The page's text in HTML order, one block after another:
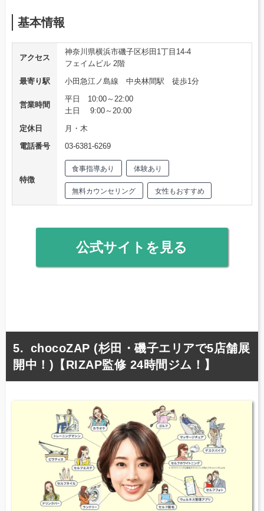
基本情報
アクセス
神奈川県横浜市磯子区杉田1丁目14-4
フェイムビル 2階
最寄り駅
小田急江ノ島線 中央林間駅 徒歩1分
営業時間
平日 10:00～22:00
土日 9:00～20:00
定休日
月・木
電話番号
03‐6381‐6269
特徴
食事指導あり 体験あり
無料カウンセリング 女性もおすすめ
公式サイトを見る
chocoZAP (杉田・磯子エリアで5店舗展
開中！)【RIZAP監修 24時間ジム！】